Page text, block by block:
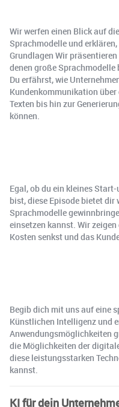
Wir werfen einen Blick auf
Sprachmodelle und
Grundlagen Wir
denen große
Du erfährst, wie
Kundenkommunikation
Texten bis hin zur
können.
Egal, ob du ein kleines
bist, diese Episode bietet
Sprachmodelle
einsetzen kannst. Wir
Kosten senkst und das
Begib dich mit uns auf eine
Künstlichen Intelligenz und
Anwendungsmöglichkeiten
die Möglichkeiten der
diese leistungsstarken
kannst.
KI für dein